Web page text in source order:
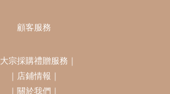
顧客服務
大宗採購禮贈服務 ｜
｜ 店鋪情報 ｜
｜ 關於我們 ｜